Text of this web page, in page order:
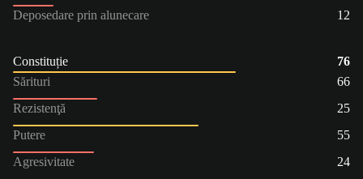
Deposedare prin alunecare
12
Constituție
76
Sărituri
66
Rezistenţă
25
Putere
55
Agresivitate
24